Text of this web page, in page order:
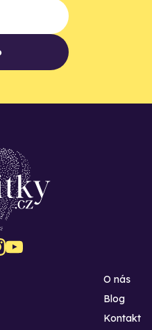
O nás
Blog
Kontakt